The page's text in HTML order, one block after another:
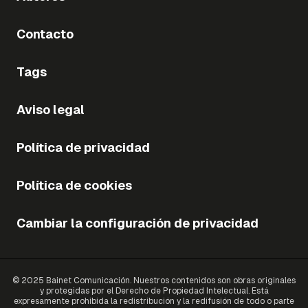
Contacto
Tags
Aviso legal
Política de privacidad
Política de cookies
Cambiar la configuración de privacidad
© 2025 Bainet Comunicación. Nuestros contenidos son obras originales
y protegidas por el Derecho de Propiedad Intelectual. Está
expresamente prohibida la redistribución y la redifusión de todo o parte